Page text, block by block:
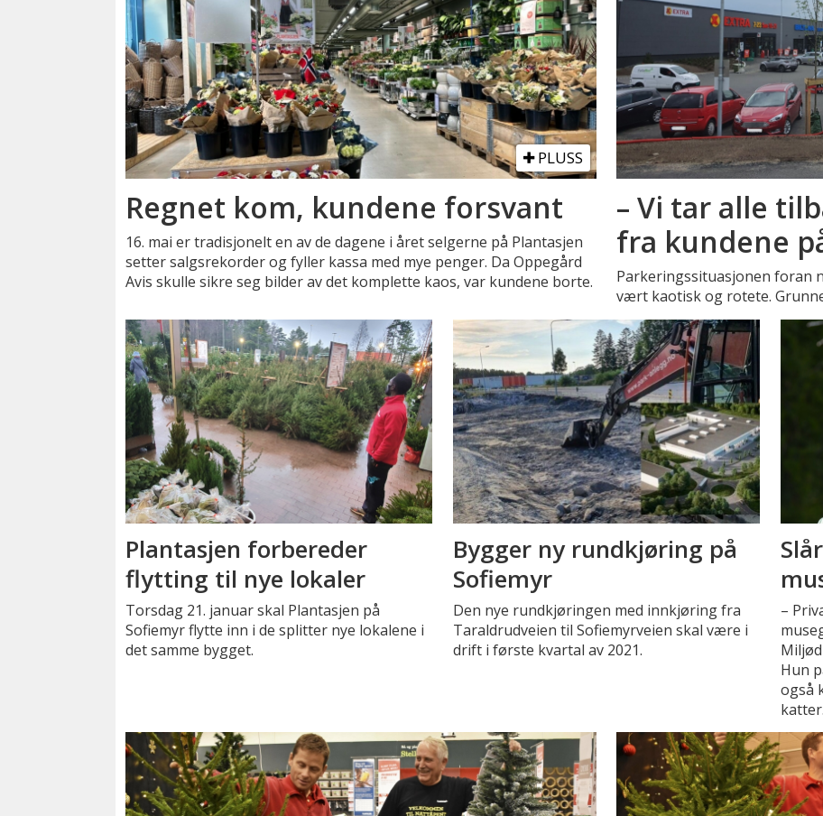
PLUSS
Regnet kom, kundene forsvant
16. mai er tradisjonelt en av de dagene i året selgerne på Plantasjen
setter salgsrekorder og fyller kassa med mye penger. Da Oppegård
Avis skulle sikre seg bilder av det komplette kaos, var kundene borte.
– Vi tar alle
fra kundene
Parkeringssituasjonen foran
vært kaotisk og rotete.
Plantasjen forbereder
flytting til nye lokaler
Torsdag 21. januar skal Plantasjen på
Sofiemyr flytte inn i de splitter nye lokalene i
det samme bygget.
Bygger ny rundkjøring på
Sofiemyr
Den nye rundkjøringen med innkjøring fra
Taraldrudveien til Sofiemyrveien skal være i
drift i første kvartal av 2021.
–
Hun
også
katter.